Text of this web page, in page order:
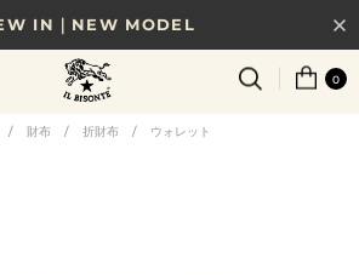
IN｜NEW MODEL
で｜税込11,000円以上で送料無料
ンから選べる、新しいギフトガイド
0
/ 財布 / 折財布 / ウォレット